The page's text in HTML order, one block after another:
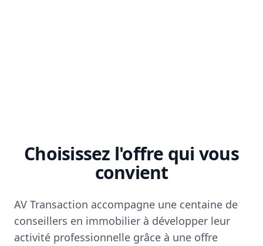
Choisissez l'offre qui vous
convient
AV Transaction accompagne une centaine de
conseillers en immobilier à développer leur
activité professionnelle grâce à une offre